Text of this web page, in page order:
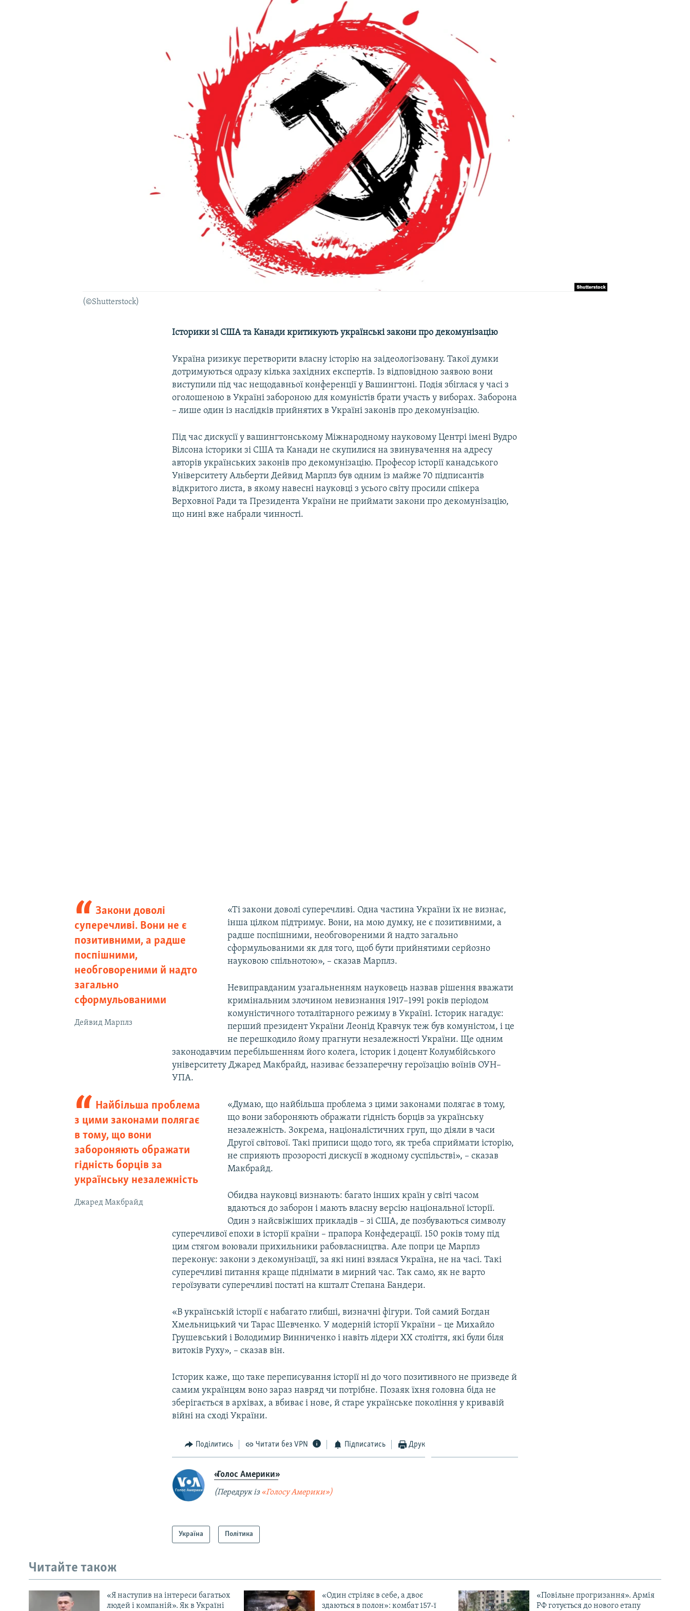
(©Shutterstock)
Історики зі США та Канади критикують українські закони про декомунізацію
Україна ризикує перетворити власну історію на заідеологізовану. Такої думки
дотримуються одразу кілька західних експертів. Із відповідною заявою вони
виступили під час нещодавньої конференції у Вашингтоні. Подія збіглася у часі з
оголошеною в Україні забороною для комуністів брати участь у виборах. Заборона
– лише один із наслідків прийнятих в Україні законів про декомунізацію.
Під час дискусії у вашингтонському Міжнародному науковому Центрі імені Вудро
Вілсона історики зі США та Канади не скупилися на звинувачення на адресу
авторів українських законів про декомунізацію. Професор історії канадського
Університету Альберти Дейвид Марплз був одним із майже 70 підписантів
відкритого листа, в якому навесні науковці з усього світу просили спікера
Верховної Ради та Президента України не приймати закони про декомунізацію,
що нині вже набрали чинності.
Закони доволі
суперечливі. Вони не є
позитивними, а радше
поспішними,
необговореними й надто
загально
сформульованими
Дейвид Марплз
«Ті закони доволі суперечливі. Одна частина України їх не визнає,
інша цілком підтримує. Вони, на мою думку, не є позитивними, а
радше поспішними, необговореними й надто загально
сформульованими як для того, щоб бути прийнятими серйозно
науковою спільнотою», – сказав Марплз.
Невиправданим узагальненням науковець назвав рішення вважати
кримінальним злочином невизнання 1917–1991 років періодом
комуністичного тоталітарного режиму в Україні. Історик нагадує:
перший президент України Леонід Кравчук теж був комуністом, і це
не перешкодило йому прагнути незалежності України. Ще одним
законодавчим перебільшенням його колега, історик і доцент Колумбійського
університету Джаред Макбрайд, називає беззаперечну героїзацію воїнів ОУН–
УПА.
Найбільша проблема
з цими законами полягає
в тому, що вони
забороняють ображати
гідність борців за
українську незалежність
Джаред Макбрайд
«Думаю, що найбільша проблема з цими законами полягає в тому,
що вони забороняють ображати гідність борців за українську
незалежність. Зокрема, націоналістичних груп, що діяли в часи
Другої світової. Такі приписи щодо того, як треба сприймати історію,
не сприяють прозорості дискусії в жодному суспільстві», – сказав
Макбрайд.
Обидва науковці визнають: багато інших країн у світі часом
вдаються до заборон і мають власну версію національної історії.
Один з найсвіжіших прикладів – зі США, де позбуваються символу
суперечливої епохи в історії країни – прапора Конфедерації. 150 років тому під
цим стягом воювали прихильники рабовласництва. Але попри це Марплз
переконує: закони з декомунізації, за які нині взялася Україна, не на часі. Такі
суперечливі питання краще піднімати в мирний час. Так само, як не варто
героїзувати суперечливі постаті на кшталт Степана Бандери.
«В українській історії є набагато глибші, визначні фігури. Той самий Богдан
Хмельницький чи Тарас Шевченко. У модерній історії України – це Михайло
Грушевський і Володимир Винниченко і навіть лідери ХХ століття, які були біля
витоків Руху», – сказав він.
Історик каже, що таке переписування історії ні до чого позитивного не призведе й
самим українцям воно зараз навряд чи потрібне. Позаяк їхня головна біда не
зберігається в архівах, а вбиває і нове, й старе українське покоління у кривавій
війні на сході України.
Поділитись Читати без VPN Підписатись Друк
«Голос Америки»
(Передрук із «Голосу Америки»)
Україна Політика
Читайте також
«Я наступив на інтереси багатьох
людей і компаній». Як в Україні
«Один стріляє в себе, а двоє
здаються в полон»: комбат 157-ї
«Повільне прогризання». Армія
РФ готується до нового етапу